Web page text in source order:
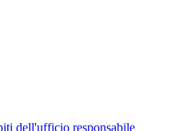
dell'ufficio responsabile